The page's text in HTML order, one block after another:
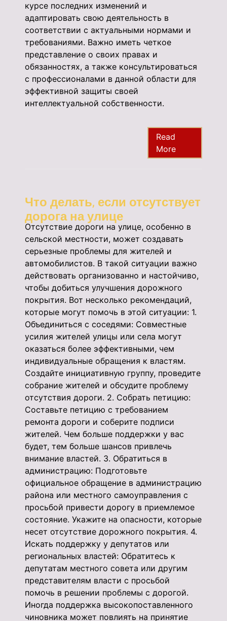
курсе последних изменений и
адаптировать свою деятельность в
соответствии с актуальными нормами и
требованиями. Важно иметь четкое
представление о своих правах и
обязанностях, а также консультироваться
с профессионалами в данной области для
эффективной защиты своей
интеллектуальной собственности.
Read
More
Что делать, если отсутствует
дорога на улице
Отсутствие дороги на улице, особенно в
сельской местности, может создавать
серьезные проблемы для жителей и
автомобилистов. В такой ситуации важно
действовать организованно и настойчиво,
чтобы добиться улучшения дорожного
покрытия. Вот несколько рекомендаций,
которые могут помочь в этой ситуации: 1.
Объединиться с соседями: Совместные
усилия жителей улицы или села могут
оказаться более эффективными, чем
индивидуальные обращения к властям.
Создайте инициативную группу, проведите
собрание жителей и обсудите проблему
отсутствия дороги. 2. Собрать петицию:
Составьте петицию с требованием
ремонта дороги и соберите подписи
жителей. Чем больше поддержки у вас
будет, тем больше шансов привлечь
внимание властей. 3. Обратиться в
администрацию: Подготовьте
официальное обращение в администрацию
района или местного самоуправления с
просьбой привести дорогу в приемлемое
состояние. Укажите на опасности, которые
несет отсутствие дорожного покрытия. 4.
Искать поддержку у депутатов или
региональных властей: Обратитесь к
депутатам местного совета или другим
представителям власти с просьбой
помочь в решении проблемы с дорогой.
Иногда поддержка высокопоставленного
чиновника может повлиять на принятие